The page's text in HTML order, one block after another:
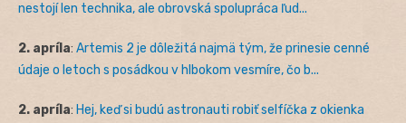
nestojí len technika, ale obrovská spolupráca ľud...
2. apríla: Artemis 2 je dôležitá najmä tým, že prinesie cenné
údaje o letoch s posádkou v hlbokom vesmíre, čo b...
2. apríla: Hej, keď si budú astronauti robiť selfíčka z okienka